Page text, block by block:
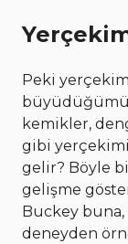
Peki
kemikler,
gibi
gelir? Böyle
gelişme
Buckey
deneyden